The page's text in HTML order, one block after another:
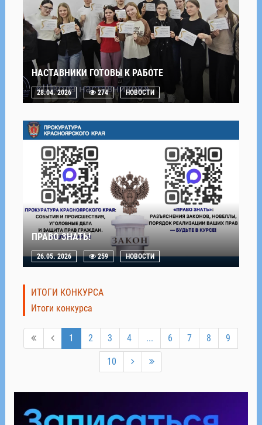
НАСТАВНИКИ ГОТОВЫ К РАБОТЕ
28.04. 2026 274 НОВОСТИ
ПРАВО ЗНАТЬ!
26.05. 2026 259 НОВОСТИ
ИТОГИ КОНКУРСА
Итоги конкурса
1 2 3 4 ... 6 7 8 9
10